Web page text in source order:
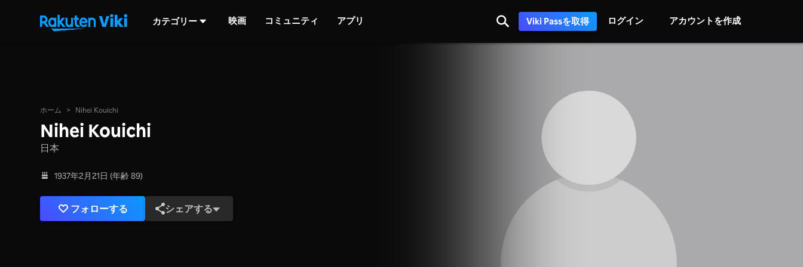
カテゴリー 映画 コミュニティ アプリ Viki Passを取得 ログイン アカウントを作成
ホーム > Nihei Kouichi
Nihei Kouichi
日本
1937年2月21日 (年齢 89)
フォローする シェアする